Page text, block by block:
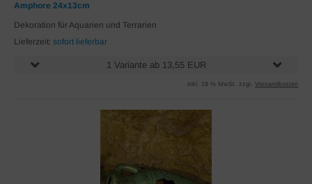
Amphore 24x13cm
Dekoration für Aquarien und Terrarien
Lieferzeit: sofort lieferbar
1 Variante ab 13,55 EUR
inkl. 19 % MwSt. zzgl. Versandkosten